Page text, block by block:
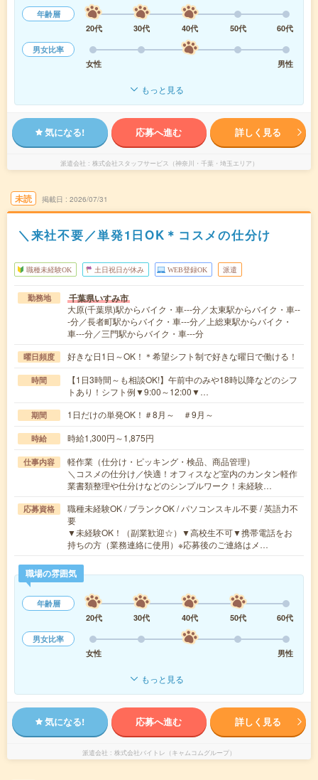
年齢層
20代
30代 40代 50代
60代
男女比率
女性
男性
もっと見る
気になる! 応募へ進む 詳しく見る
派遣会社 株式会社スタッフサービス（神奈川・千葉・埼玉エリア）
未読 掲載日 2026/07/31
＼来社不要／単発1日OK＊コスメの仕分け
職種未経験OK 土日祝日が休み WEB登録OK 派遣
勤務地 千葉県いすみ市
大原(千葉県)駅からバイク・車---分／太東駅からバイク・車--
-分／長者町駅からバイク・車---分／上総東駅からバイク・
車---分／三門駅からバイク・車---分
曜日頻度 好きな日1日～OK！＊希望シフト制で好きな曜日で働ける！
時間
【1日3時間～も相談OK!】午前中のみや18時以降などのシフ
トあり！シフト例▼9:00～12:00▼…
期間 1日だけの単発OK！＃8月～ ＃9月～
時給 時給1,300円～1,875円
仕事内容
軽作業（仕分け・ピッキング・検品、商品管理）
＼コスメの仕分け／快適！オフィスなど室内のカンタン軽作
業書類整理や仕分けなどのシンプルワーク！未経験…
応募資格
職種未経験OK / ブランクOK / パソコンスキル不要 / 英語力不
要
▼未経験OK！（副業歓迎☆）▼高校生不可▼携帯電話をお
持ちの方（業務連絡に使用）※応募後のご連絡はメ…
職場の雰囲気
年齢層
20代
30代 40代 50代
60代
男女比率
女性
男性
もっと見る
気になる! 応募へ進む 詳しく見る
派遣会社 株式会社バイトレ（キャムコムグループ）